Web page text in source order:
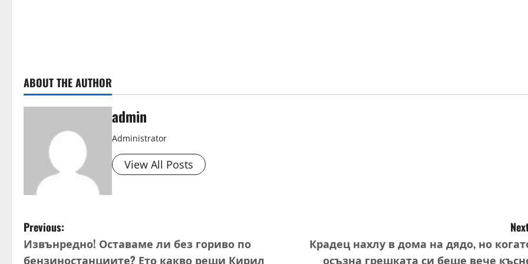
i
ABOUT THE AUTHOR
admin
Administrator
View All Posts
P
o
Previous:
Извънредно! Оставаме ли без гориво по
бензиностанциите? Ето какво реши Кирил
Крадец нахлу в дома на дядо, но
осъзна грешката си беше вече